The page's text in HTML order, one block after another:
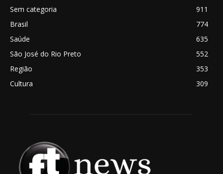
Sem categoria
911
Brasil
774
Saúde
635
São José do Rio Preto
552
Região
353
Cultura
309